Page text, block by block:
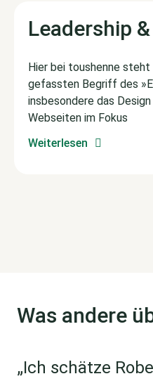
Leadership
Hier bei toushenne steht
gefassten Begriff des
insbesondere das
Webseiten im Fokus
Weiterlesen
Was andere
„Ich schätze